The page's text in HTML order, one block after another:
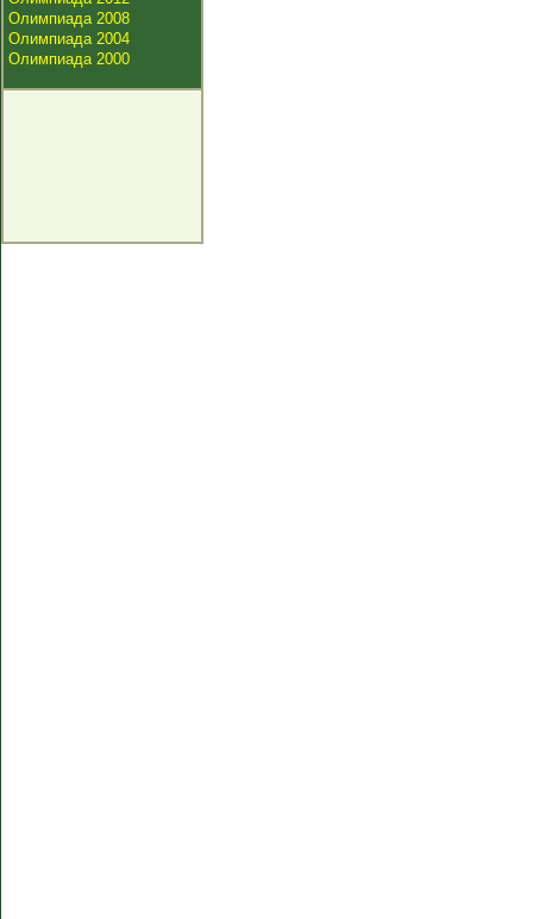
Олимпиада 2008
Олимпиада 2004
Олимпиада 2000